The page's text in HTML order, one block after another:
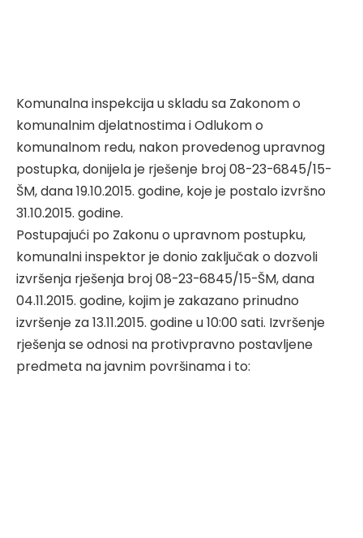
Komunalna inspekcija u skladu sa Zakonom o
komunalnim djelatnostima i Odlukom o
komunalnom redu, nakon provedenog upravnog
postupka, donijela je rješenje broj 08-23-6845/15-
ŠM, dana 19.10.2015. godine, koje je postalo izvršno
31.10.2015. godine.
Postupajući po Zakonu o upravnom postupku,
komunalni inspektor je donio zaključak o dozvoli
izvršenja rješenja broj 08-23-6845/15-ŠM, dana
04.11.2015. godine, kojim je zakazano prinudno
izvršenje za 13.11.2015. godine u 10:00 sati. Izvršenje
rješenja se odnosi na protivpravno postavljene
predmeta na javnim površinama i to: